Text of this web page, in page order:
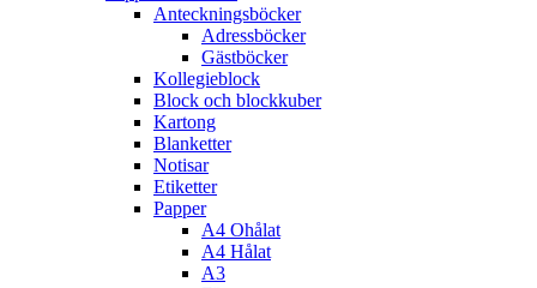
Anteckningsböcker
Adressböcker
Gästböcker
Kollegieblock
Block och blockkuber
Kartong
Blanketter
Notisar
Etiketter
Papper
A4 Ohålat
A4 Hålat
A3